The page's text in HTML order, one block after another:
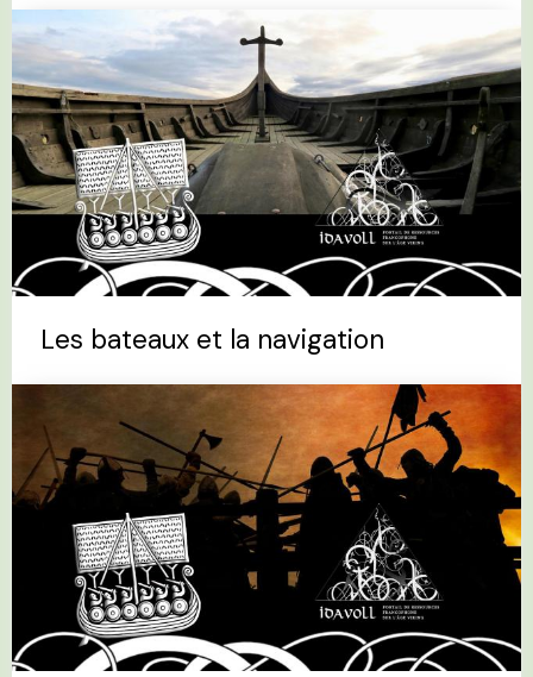
Les bateaux et la navigation